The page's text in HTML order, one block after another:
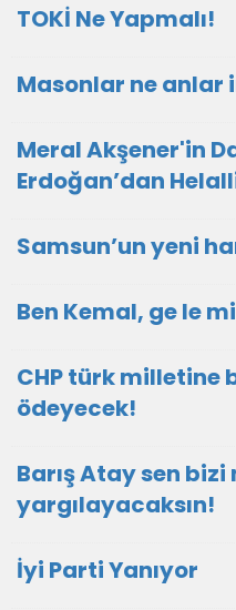
TOKİ Ne Yapmalı!
Masonlar ne anlar
Meral Akşener'in
Erdoğan’dan
Samsun’un yeni
Ben Kemal, ge le
CHP türk milletine
ödeyecek!
Barış Atay sen bizi
yargılayacaksın!
İyi Parti Yanıyor